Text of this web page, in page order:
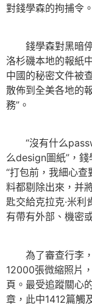
對錢學森的拘捕令。
錢學森對黑暗停
洛杉磯本地的報紙
中國的秘密文件被
散佈到全美各地的
務”。
“沒有什么
么design圖紙”，
“打包前，我細心
料都剔除出來，并
匙交給克拉克·米
有帶有外部、機密
為了審查行李，
12000張微縮照片
頁。最受追蹤關心
章，此中1412篇觸